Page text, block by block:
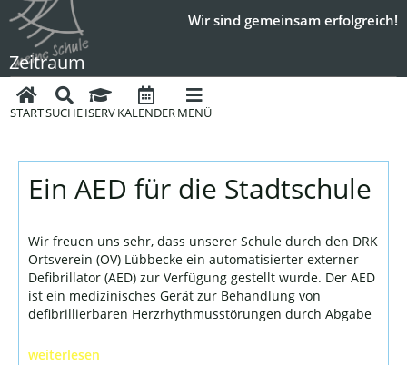
Wir sind gemeinsam erfolgreich!
STARTSUCHEISERVKALENDERMENÜ
Zeitraum
Ein AED für die Stadtschule
Wir freuen uns sehr, dass unserer Schule durch den DRK
Ortsverein (OV) Lübbecke ein automatisierter externer
Defibrillator (AED) zur Verfügung gestellt wurde. Der AED
ist ein medizinisches Gerät zur Behandlung von
defibrillierbaren Herzrhythmusstörungen durch Abgabe
weiterlesen